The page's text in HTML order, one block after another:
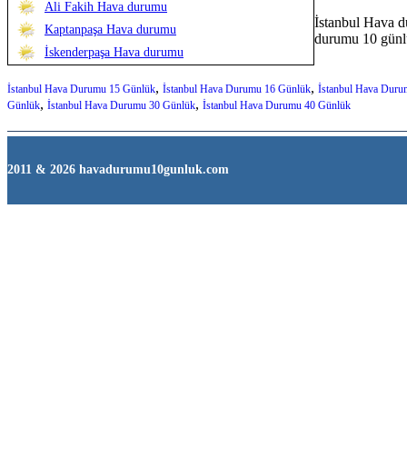
Ali Fakih Hava durumu
Kaptanpaşa Hava durumu
İskenderpaşa Hava durumu
İstanbul Hava
durumu 10
İstanbul Hava Durumu 15 Günlük, İstanbul Hava Durumu 16 Günlük, İstanbul Hava
Günlük, İstanbul Hava Durumu 30 Günlük, İstanbul Hava Durumu 40 Günlük
2011 & 2026 havadurumu10gunluk.com